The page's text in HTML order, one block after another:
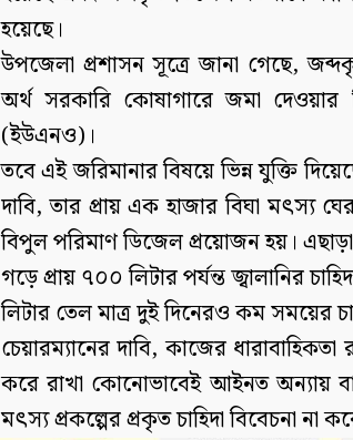
হয়েছে।
উপজেলা প্রশাসন সূত্রে জানা গেছে,
অর্থ সরকারি কোষাগারে জমা দেওয়ার
(ইউএনও)।
​তবে এই জরিমানার বিষয়ে ভিন্ন যুক্তি
দাবি, তার প্রায় এক হাজার বিঘা মৎস্য
বিপুল পরিমাণ ডিজেল প্রয়োজন হয়।
গড়ে প্রায় ৭০০ লিটার পর্যন্ত জ্বালানির
লিটার তেল মাত্র দুই দিনেরও কম সময়ের
​চেয়ারম্যানের দাবি, কাজের
করে রাখা কোনোভাবেই আইনত অন্যায়
মৎস্য প্রকল্পের প্রকৃত চাহিদা বিবেচনা না